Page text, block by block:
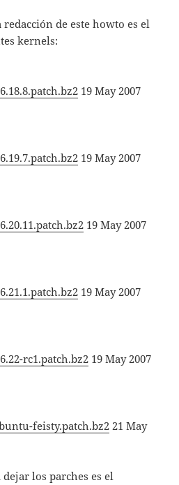
de este howto es el
kernels:
19 May 2007
19 May 2007
19 May 2007
19 May 2007
rc1.patch.bz2 19 May 2007
feisty.patch.bz2 21 May
los parches es el